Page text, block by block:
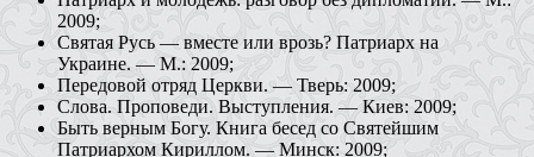
2009;
Святая Русь — вместе или врозь? Патриарх на
Украине. — М.: 2009;
Передовой отряд Церкви. — Тверь: 2009;
Слова. Проповеди. Выступления. — Киев: 2009;
Быть верным Богу. Книга бесед со Святейшим
Патриархом Кириллом. — Минск: 2009;